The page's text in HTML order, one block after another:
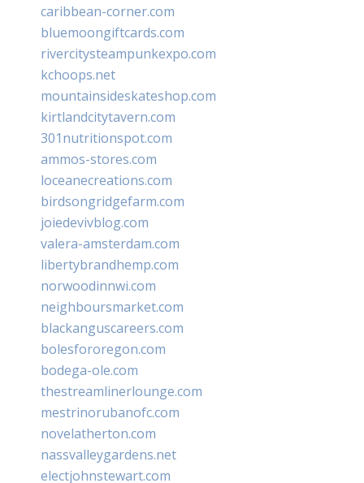
caribbean-corner.com
bluemoongiftcards.com
rivercitysteampunkexpo.com
kchoops.net
mountainsideskateshop.com
kirtlandcitytavern.com
301nutritionspot.com
ammos-stores.com
loceanecreations.com
birdsongridgefarm.com
joiedevivblog.com
valera-amsterdam.com
libertybrandhemp.com
norwoodinnwi.com
neighboursmarket.com
blackanguscareers.com
bolesfororegon.com
bodega-ole.com
thestreamlinerlounge.com
mestrinorubanofc.com
novelatherton.com
nassvalleygardens.net
electjohnstewart.com